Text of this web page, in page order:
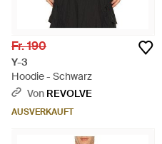
Fr. 190
Y-3
Hoodie - Schwarz
Von REVOLVE
AUSVERKAUFT